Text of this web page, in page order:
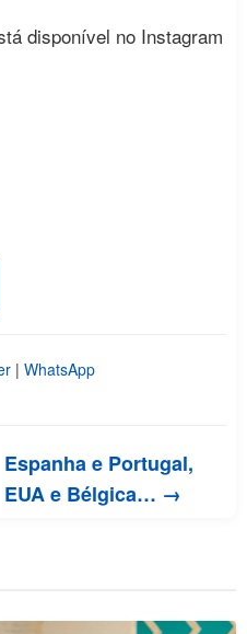
disponível no Instagram
| WhatsApp
Espanha e Portugal,
EUA e Bélgica… →